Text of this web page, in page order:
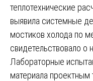
теплотехнические
выявила системные
мостиков холода по
свидетельствовало о
Лабораторные
материала проектным